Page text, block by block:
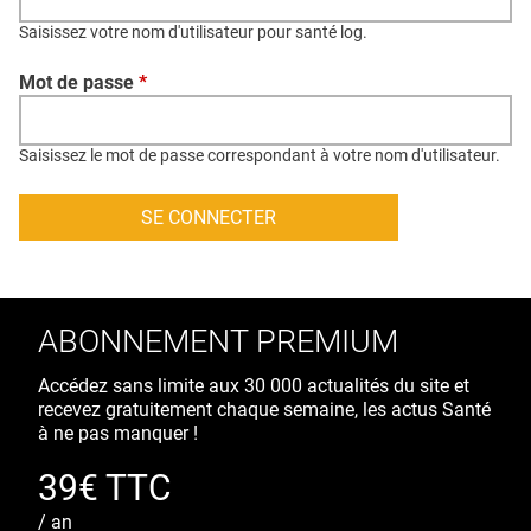
CONTACT
CRÉDITS
Saisissez votre nom d'utilisateur pour santé log.
Mot de passe *
Saisissez le mot de passe correspondant à votre nom d'utilisateur.
ABONNEMENT PREMIUM
Accédez sans limite aux 30 000 actualités du site et
recevez gratuitement chaque semaine, les actus Santé
à ne pas manquer !
39€ TTC
/ an